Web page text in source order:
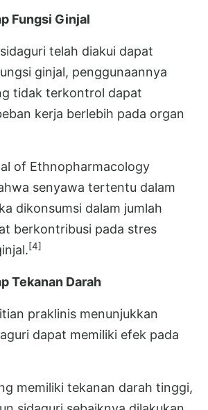
Fungsi Ginjal
telah diakui dapat
ginjal, penggunaannya
tidak terkontrol dapat
kerja berlebih pada organ
of Ethnopharmacology
senyawa tertentu dalam
dikonsumsi dalam jumlah
berkontribusi pada stres
[4]
Tekanan Darah
praklinis menunjukkan
dapat memiliki efek pada
memiliki tekanan darah tinggi,